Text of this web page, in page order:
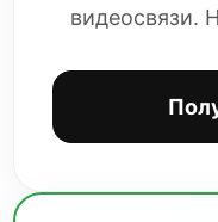
видеосвязи.